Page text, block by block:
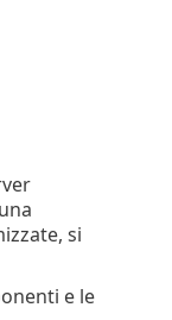
si
e le